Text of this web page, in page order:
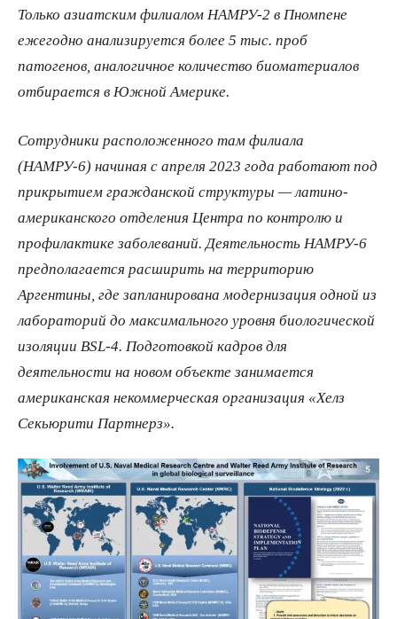
Только азиатским филиалом НАМРУ-2 в Пномпене
ежегодно анализируется более 5 тыс. проб
патогенов, аналогичное количество биоматериалов
отбирается в Южной Америке.
Сотрудники расположенного там филиала
(НАМРУ-6) начиная с апреля 2023 года работают под
прикрытием гражданской структуры — латино-
американского отделения Центра по контролю и
профилактике заболеваний. Деятельность НАМРУ-6
предполагается расширить на территорию
Аргентины, где запланирована модернизация одной из
лабораторий до максимального уровня биологической
изоляции BSL-4. Подготовкой кадров для
деятельности на новом объекте занимается
американская некоммерческая организация «Хелз
Секьюрити Партнерз».